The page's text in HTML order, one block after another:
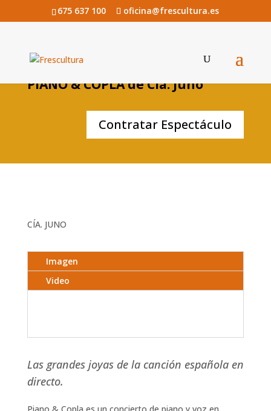
675 637 100 oficina@frescultura.es
PIANO & COPLA de Cía. Juno
Contratar Espectáculo
CÍA. JUNO
Imagen
Video
Las grandes joyas de la canción española en
directo.